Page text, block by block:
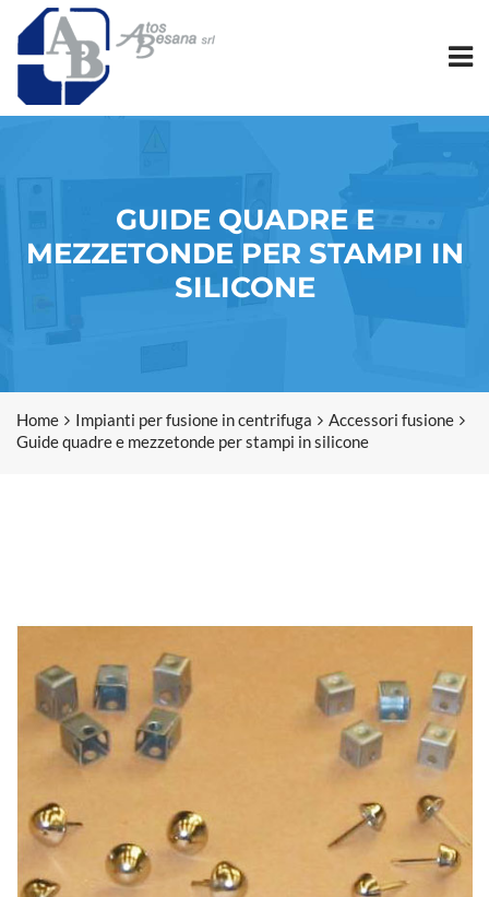
GUIDE QUADRE E
MEZZETONDE PER STAMPI IN
SILICONE
Home Impianti per fusione in centrifuga
Accessori fusione
Guide quadre e mezzetonde per stampi in silicone